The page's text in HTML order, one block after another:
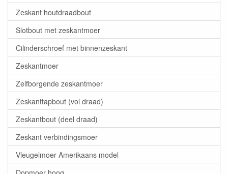
Zeskant houtdraadbout
Slotbout met zeskantmoer
Cilinderschroef met binnenzeskant
Zeskantmoer
Zelfborgende zeskantmoer
Zeskanttapbout (vol draad)
Zeskantbout (deel draad)
Zeskant verbindingsmoer
Vleugelmoer Amerikaans model